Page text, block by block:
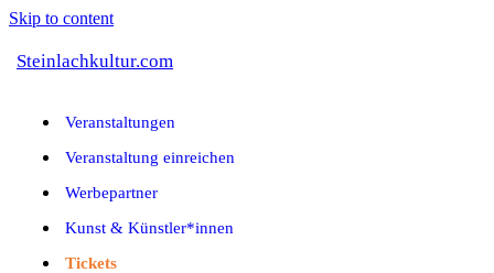
Skip to content
Steinlachkultur.com
Veranstaltungen
Veranstaltung einreichen
Werbepartner
Kunst & Künstler*innen
Tickets